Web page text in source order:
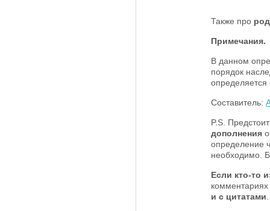
Также про
Примечания.
В данном
порядок
определяется
Составитель:
P.S.
дополнения
определение
необходимо.
Если кто-то
и с цитатами